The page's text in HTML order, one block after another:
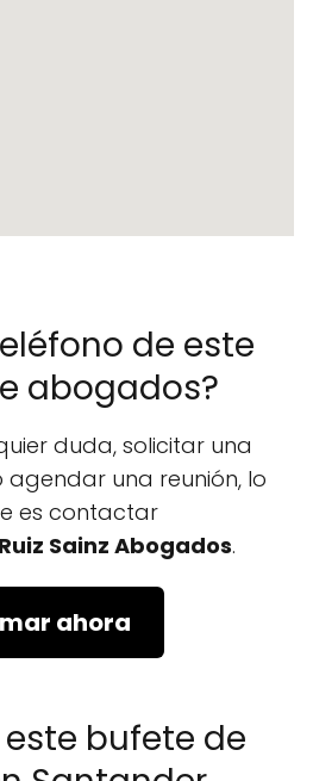
de este
abogados?
duda, solicitar una
una reunión, lo
es contactar
Ruiz Sainz Abogados.
ahora
bufete de